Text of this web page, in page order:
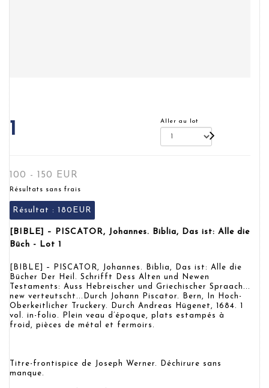
1 Aller au lot
100 - 150 EUR
Résultats sans frais
Résultat : 180EUR
[BIBLE] – PISCATOR, Johannes. Biblia, Das ist: Alle die
Büch - Lot 1
[BIBLE] – PISCATOR, Johannes. Biblia, Das ist: Alle die
Bücher Der Heil. Schrifft Dess Alten und Newen
Testaments: Auss Hebreischer und Griechischer Spraach...
new verteutscht...Durch Johann Piscator. Bern, In Hoch-
Oberkeitlicher Truckery. Durch Andreas Hügenet, 1684. 1
vol. in-folio. Plein veau d’époque, plats estampés à
froid, pièces de métal et fermoirs.
Titre-frontispice de Joseph Werner. Déchirure sans
manque.